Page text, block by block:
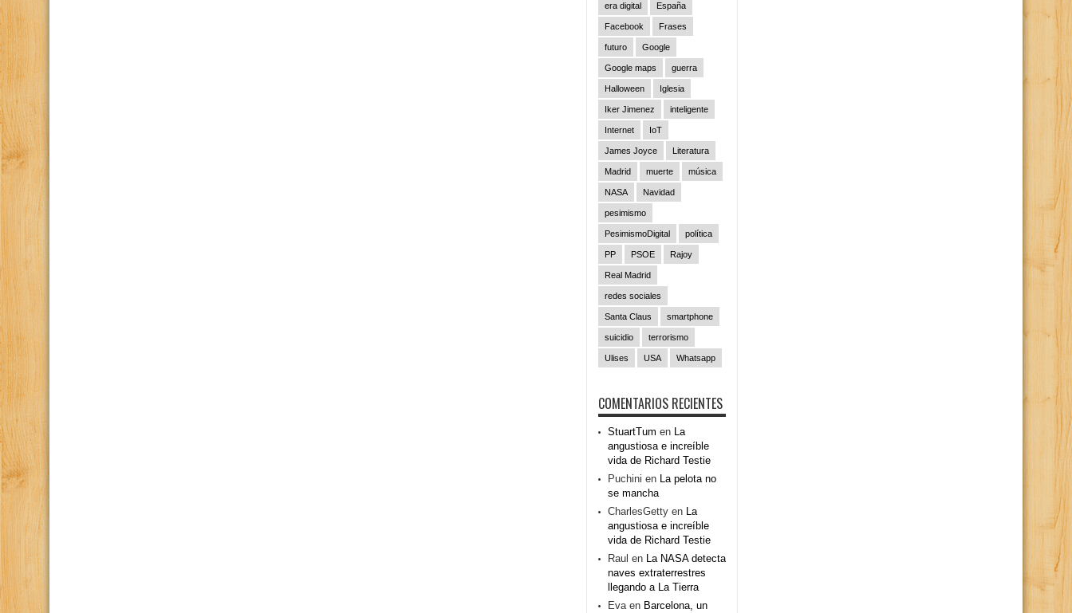
era digital España
Facebook Frases
futuro Google
Google maps guerra
Halloween Iglesia
Iker Jimenez inteligente
Internet IoT
James Joyce Literatura
Madrid muerte música
NASA Navidad
pesimismo
PesimismoDigital política
PP PSOE Rajoy
Real Madrid
redes sociales
Santa Claus smartphone
suicidio terrorismo
Ulises USA Whatsapp
COMENTARIOS RECIENTES
StuartTum en La
angustiosa e increíble
vida de Richard Testie
Puchini en La pelota no
se mancha
CharlesGetty en La
angustiosa e increíble
vida de Richard Testie
Raul en La NASA detecta
naves extraterrestres
llegando a La Tierra
Evaen Barcelona, un